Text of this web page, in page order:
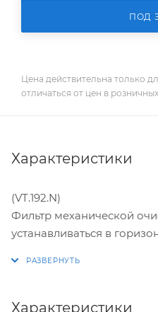
ПОД
Цена действительна только
отличаться от цен в
Характеристики
(VT.192.N)
Фильтр механической
устанавливаться в
(европейский стандарт
Характеристики